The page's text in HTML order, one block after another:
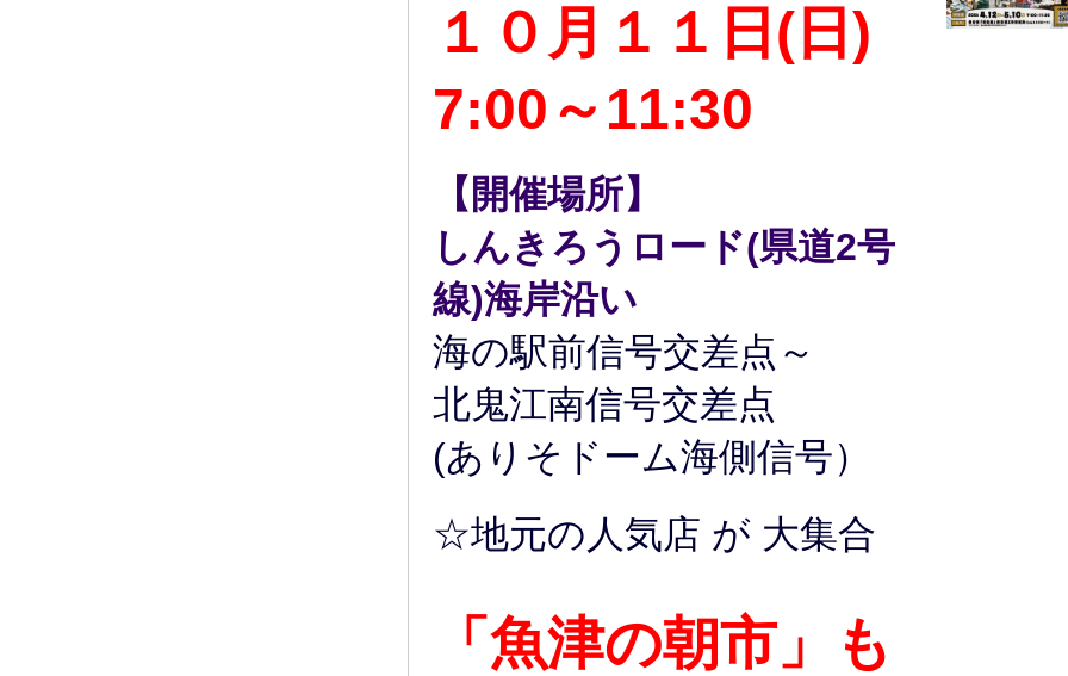
１０月１１日(日)
7:00～11:30
【開催場所】
しんきろうロード(県道2号
線)海岸沿い
海の駅前信号交差点～
北鬼江南信号交差点
(ありそドーム海側信号）
☆地元の人気店 が 大集合
「魚津の朝市」
も